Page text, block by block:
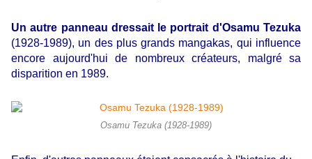
Un autre panneau dressait le portrait d'Osamu Tezuka
(1928-1989), un des plus grands mangakas, qui influence
encore aujourd'hui de nombreux créateurs, malgré sa
disparition en 1989.
Osamu Tezuka (1928-1989)